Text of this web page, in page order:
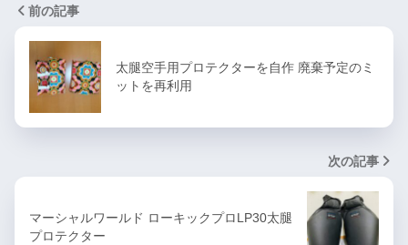
前の記事
太腿空手用プロテクターを自作 廃棄予定のミ
ットを再利用
次の記事
マーシャルワールド ローキックプロLP30太腿
プロテクター